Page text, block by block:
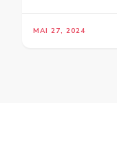
MAI 27, 2024